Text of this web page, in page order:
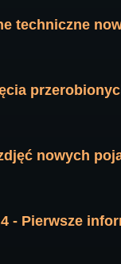
techniczne
nowych
- Pierwsze